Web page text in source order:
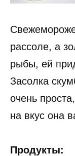
рассоле, а
рыбы, ей
Засолка
очень
на вкус она
Продукты: